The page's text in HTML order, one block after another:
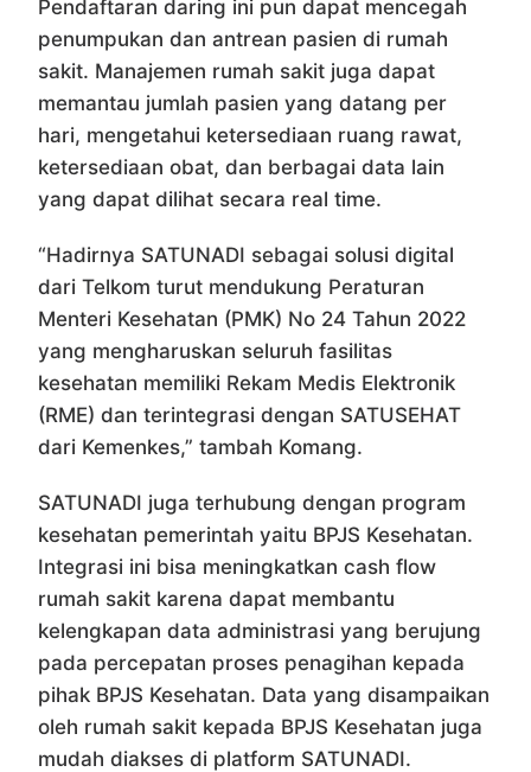
Pendaftaran daring ini pun dapat mencegah
penumpukan dan antrean pasien di rumah
sakit. Manajemen rumah sakit juga dapat
memantau jumlah pasien yang datang per
hari, mengetahui ketersediaan ruang rawat,
ketersediaan obat, dan berbagai data lain
yang dapat dilihat secara real time.
“Hadirnya SATUNADI sebagai solusi digital
dari Telkom turut mendukung Peraturan
Menteri Kesehatan (PMK) No 24 Tahun 2022
yang mengharuskan seluruh fasilitas
kesehatan memiliki Rekam Medis Elektronik
(RME) dan terintegrasi dengan SATUSEHAT
dari Kemenkes,” tambah Komang.
SATUNADI juga terhubung dengan program
kesehatan pemerintah yaitu BPJS Kesehatan.
Integrasi ini bisa meningkatkan cash flow
rumah sakit karena dapat membantu
kelengkapan data administrasi yang berujung
pada percepatan proses penagihan kepada
pihak BPJS Kesehatan. Data yang disampaikan
oleh rumah sakit kepada BPJS Kesehatan juga
mudah diakses di platform SATUNADI.